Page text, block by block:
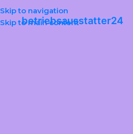
Skip to navigation
Skip to main content
betriebsausstatter24